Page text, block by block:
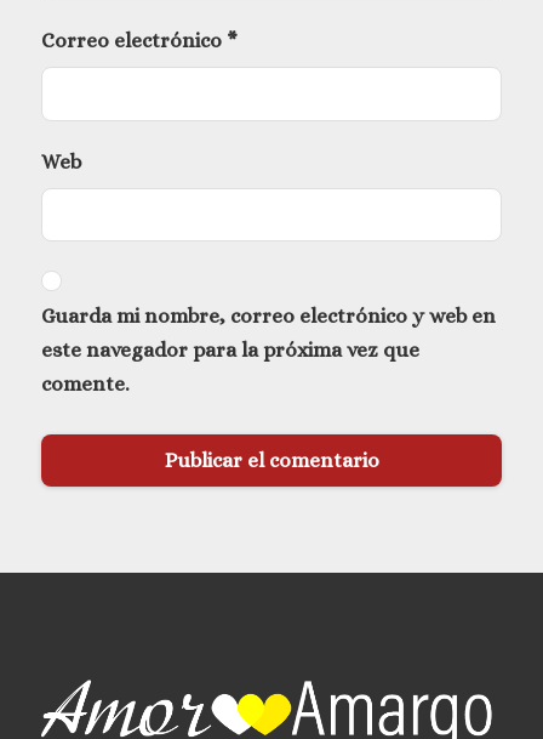
Correo electrónico *
Web
Guarda mi nombre, correo electrónico y web en
este navegador para la próxima vez que
comente.